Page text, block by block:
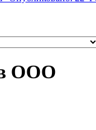
в ООО